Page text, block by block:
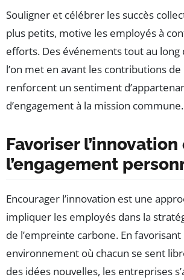
Souligner et célébrer les succès
plus petits, motive les employés à
efforts. Des événements tout au long
l’on met en avant les contributions de
renforcent un sentiment
d’engagement à la mission commune.
Favoriser l’innovation
l’engagement
Encourager l’innovation est une
impliquer les employés dans la
de l’empreinte carbone. En favorisant
environnement où chacun se sent
des idées nouvelles, les entreprises